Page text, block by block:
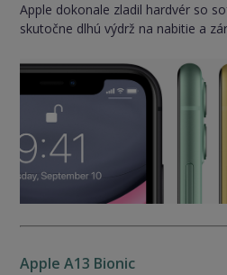
Apple dokonale zladil hardvér so
skutočne dlhú výdrž na nabitie a
Apple A13 Bionic